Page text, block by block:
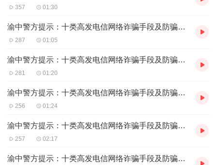
人在支付宝或微信钱包进行操作，在“转账平台”上输入自己
的银行卡和验证码，在毫不知情的情况下把钱转到骗子账
户。
在此类诈骗中，诈骗分子先购买乘客的订票信息，然后发短
要改签，还是要退票，改签或者退票收取20元的手续
加了“0086”。 如果乘客回电话，诈骗分子就冒充航空公司客
服，以退款的名义骗取对方的银行卡信息进行转账。
对此类诈骗，一是收到航班延误、取消短信时，应拨打航空
357 01:30
渝中警方提示：十类高发电信网络诈骗手段及防骗提醒（七）
287 01:05
渝中警方提示：十类高发电信网络诈骗手段及防骗提醒（六）
281 01:20
渝中警方提示：十类高发电信网络诈骗手段及防骗提醒（五）
256 01:24
渝中警方提示：十类高发电信网络诈骗手段及防骗提醒（四）
257 02:17
渝中警方提示：十类高发电信网络诈骗手段及防骗提醒（三）